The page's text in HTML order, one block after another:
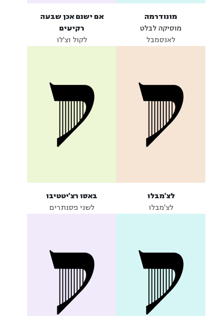
מונודרמה
מוסיקה לבלט
לאנסמבל
אם ישנם אכן שבעה
רקיעים
לקול וצ'לו
לצ'מבלו
לצ'מבלו
באסו רצ'יטטיבו
לשני פסנתרים